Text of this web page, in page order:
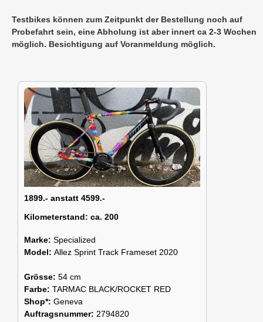
Testbikes können zum Zeitpunkt der Bestellung noch auf
Probefahrt sein, eine Abholung ist aber innert ca 2-3 Wochen
möglich. Besichtigung auf Voranmeldung möglich.
1899.- anstatt 4599.-
Kilometerstand: ca. 200
Marke: Specialized
Model: Allez Sprint Track Frameset 2020
Grösse: 54 cm
Farbe: TARMAC BLACK/ROCKET RED
Shop*: Geneva
Auftragsnummer: 2794820